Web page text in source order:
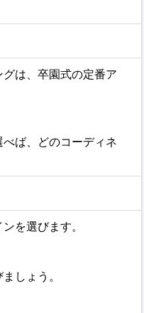
は、卒園式の定番ア
ば、どのコーディネ
を選びます。
しょう。